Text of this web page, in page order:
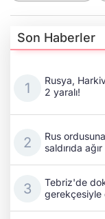
Son Haberler
Rusya,
2 yaralı!
Rus
saldırıda
Tebriz'de
gerekçesiyle